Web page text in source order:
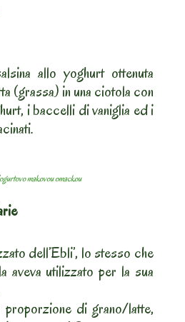
allo yoghurt ottenuta
(grassa) in una ciotola con
i baccelli di vaniglia ed i
makovou omackou
dell’Ebli’, lo stesso che
aveva utilizzato per la sua
proporzione di grano/latte,